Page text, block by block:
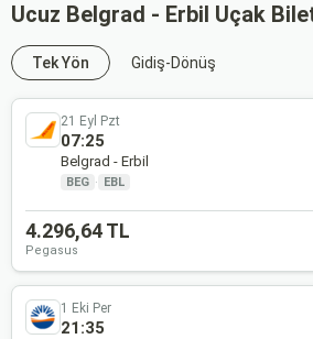
Ucuz Belgrad - Erbil Uçak
Tek Yön Gidiş-Dönüş
21 Eyl Pzt
07:25
Belgrad - Erbil
BEG · EBL
4.296,64 TL
Pegasus
1 Eki Per
21:35